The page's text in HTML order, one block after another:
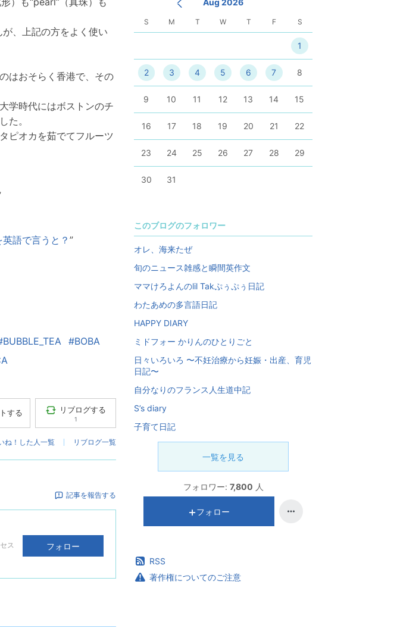
、上記の方をよく使い
はおそらく香港で、その
学時代にはボストンのチ
た。
ピオカを茹でてフルーツ
語で言うと？”
#BOBA
する リブログする
1
ね！した人一覧 リブログ一覧
記事を報告する
ス
フォロー
Aug 2026
S M T W T F S
1
2 3 4 5 6 7 8
9 10 11 12 13 14 15
16 17 18 19 20 21 22
23 24 25 26 27 28 29
30 31
このブログのフォロワー
オレ、海来たぜ
旬のニュース雑感と瞬間英作文
ママけろよんのlil Takぷぅぷぅ日記
わたあめの多言語日記
HAPPY DIARY
ミドフォー かりんのひとりごと
日々いろいろ 〜不妊治療から妊娠・出産、育児
日記〜
自分なりのフランス人生道中記
S’s diary
子育て日記
一覧を見る
フォロワー: 7,800 人
フォロー
RSS
著作権についてのご注意